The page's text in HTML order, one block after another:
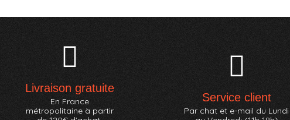
Livraison gratuite
En France
métropolitaine à partir
Service client
Par chat et e-mail du Lundi